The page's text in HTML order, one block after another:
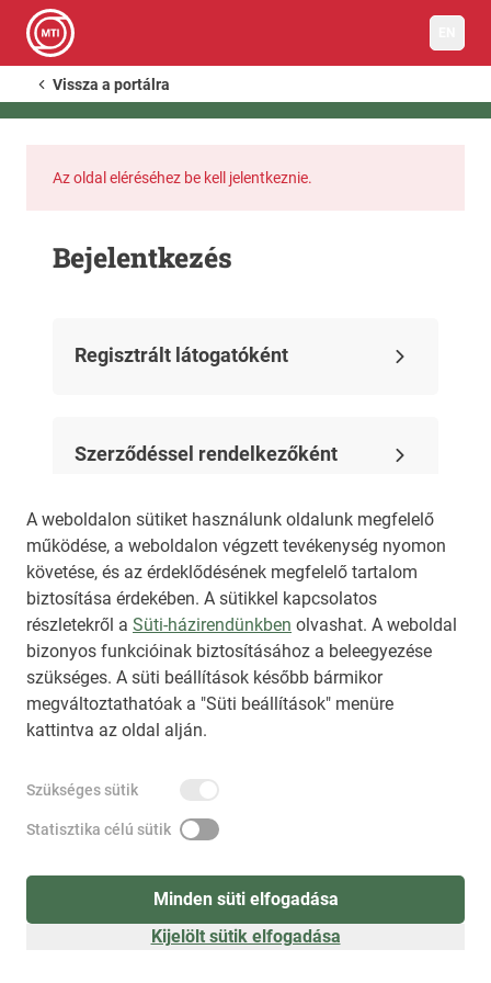
A weboldalon sütiket használunk oldalunk megfelelő
működése, a weboldalon végzett tevékenység nyomon
követése, és az érdeklődésének megfelelő tartalom
biztosítása érdekében. A sütikkel kapcsolatos
részletekről a Süti-házirendünkben olvashat. A weboldal
bizonyos funkcióinak biztosításához a beleegyezése
szükséges. A süti beállítások később bármikor
megváltoztathatóak a "Süti beállítások" menüre
kattintva az oldal alján.
Szükséges sütik
Statisztika célú sütik
Minden süti elfogadása
Kijelölt sütik elfogadása
Vissza a portálra
Az oldal eléréséhez be kell jelentkeznie.
Bejelentkezés
Regisztrált látogatóként
Szerződéssel rendelkezőként
Regisztráció(látogatóként)